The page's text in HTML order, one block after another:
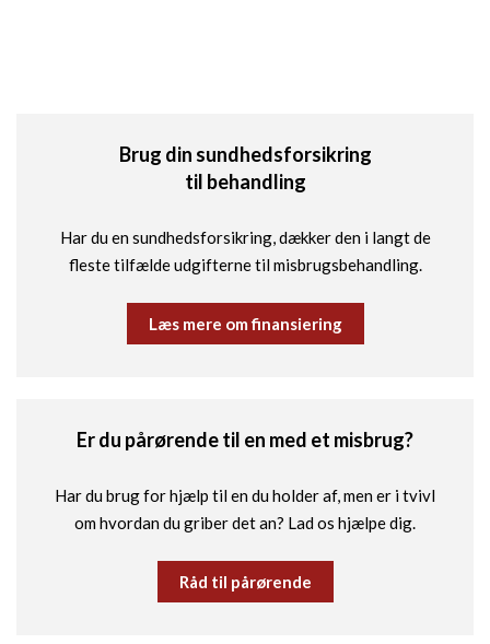
Brug din sundhedsforsikring
til behandling
Har du en sundhedsforsikring, dækker den i langt de
fleste tilfælde udgifterne til misbrugsbehandling.
Læs mere om finansiering
Er du pårørende til en med et misbrug?
Har du brug for hjælp til en du holder af, men er i tvivl
om hvordan du griber det an? Lad os hjælpe dig.
Råd til pårørende